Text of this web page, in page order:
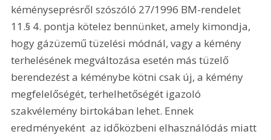
kéményseprésről szószóló 27/1996 BM-rendelet
11.§ 4. pontja kötelez bennünket, amely kimondja,
hogy gázüzemű tüzelési módnál, vagy a kémény
terhelésének megváltozása esetén más tüzelő
berendezést a kéménybe kötni csak új, a kémény
megfelelőségét, terhelhetőségét igazoló
szakvélemény birtokában lehet. Ennek
eredményeként  az időközbeni elhasználódás miatt